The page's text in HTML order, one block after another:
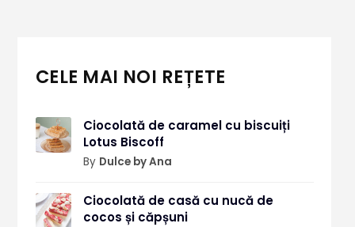
CELE MAI NOI REȚETE
Ciocolată de caramel cu biscuiți
Lotus Biscoff
By Dulce by Ana
Ciocolată de casă cu nucă de
cocos și căpșuni